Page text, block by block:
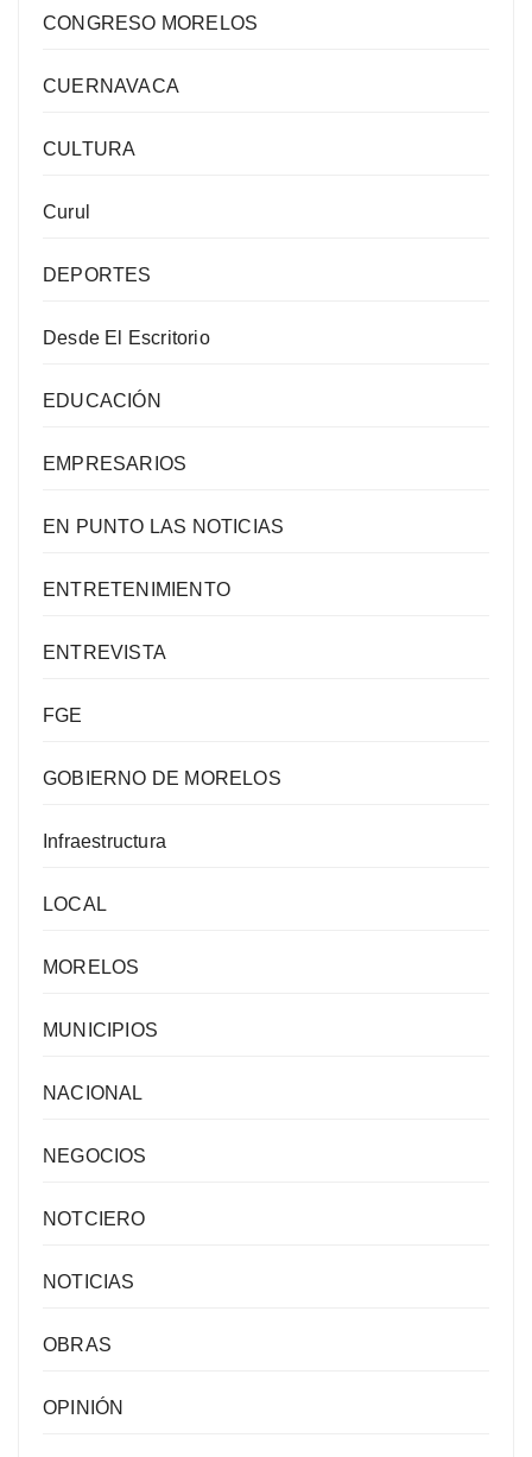
CONGRESO MORELOS
CUERNAVACA
CULTURA
Curul
DEPORTES
Desde El Escritorio
EDUCACIÓN
EMPRESARIOS
EN PUNTO LAS NOTICIAS
ENTRETENIMIENTO
ENTREVISTA
FGE
GOBIERNO DE MORELOS
Infraestructura
LOCAL
MORELOS
MUNICIPIOS
NACIONAL
NEGOCIOS
NOTCIERO
NOTICIAS
OBRAS
OPINIÓN